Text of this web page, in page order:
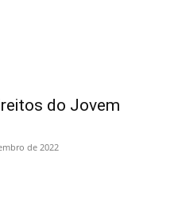
do Jovem
de 2022